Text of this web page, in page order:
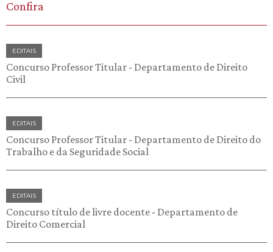
Confira
EDITAIS
Concurso Professor Titular - Departamento de Direito
Civil
EDITAIS
Concurso Professor Titular - Departamento de Direito do
Trabalho e da Seguridade Social
EDITAIS
Concurso título de livre docente - Departamento de
Direito Comercial